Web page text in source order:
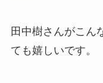
田中樹さんがこん
ても嬉しいです。